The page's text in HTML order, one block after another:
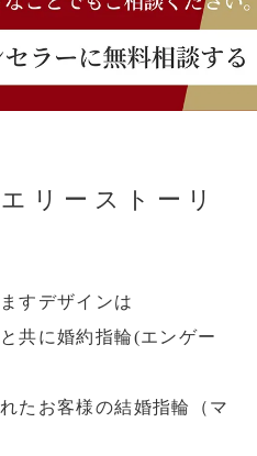
リーストーリ
すデザインは
共に婚約指輪(エンゲー
たお客様の結婚指輪（マ